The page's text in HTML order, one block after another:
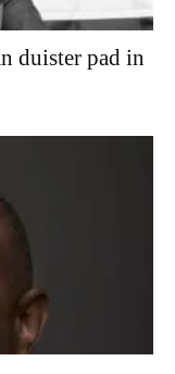
duister pad in